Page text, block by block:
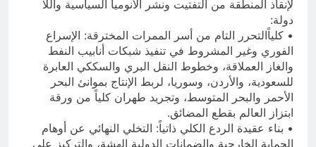
لإنقاذ المنطقة من التفتيت ونشر الأنوميا السياسية واللا
دولة:
• كلياًالتحرر التام من أسر الممرات المخترقة: الإسراع
الفوري وغير المشروط في تنفيذ شبكات أنابيب النفط
والغاز العملاقة، وخطوط النقل البري والسككي العابرة
للسعودية، والأردن، وسوريا، لربط الإنتاج بموانئ البحر
الأحمر والبحر المتوسط، وتجريد طهران كلياً من ورقة
ابتزاز العالم بقطع المضائق.
• بناء عقيدة الردع الكلي ذاتياً: التخلي النهائي عن أوهام
الحماية الخارجية والضمانات الدولية الهشة، والتركيز على